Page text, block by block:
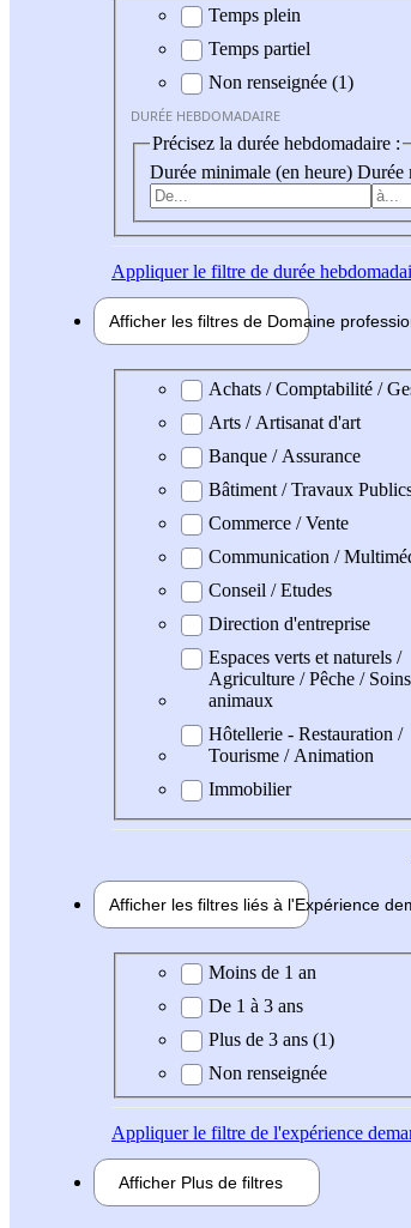
Durée hebdomadaire
Temps plein
Temps partiel
Non renseignée (1)
DURÉE HEBDOMADAIRE
Précisez la durée hebdomadaire :
Durée minimale (en heure) Durée
Appliquerle filtre de durée
Afficher les filtres de Domaine pro
Domaine professionel
Achats / Comptabilité /
Arts / Artisanat d'art
Banque / Assurance
Bâtiment / Travaux
Commerce / Vente
Communication /
Conseil / Etudes
Direction d'entreprise
Espaces verts et naturels /
Agriculture / Pêche /
animaux
Hôtellerie - Restauration /
Tourisme / Animation
Immobilier
Afficher les filtres liés à l'Expérience
Expérience demandée
Moins de 1 an
De 1 à 3 ans
Plus de 3 ans (1)
Non renseignée
Appliquerle filtre de l'expérience
Afficher Plus de filtres